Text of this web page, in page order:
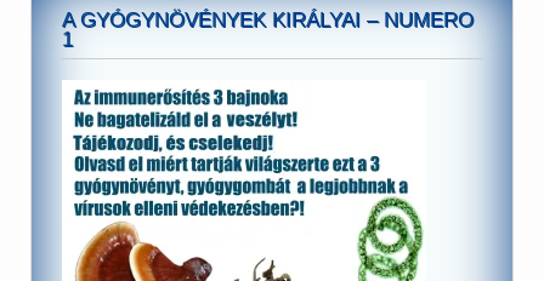
A GYÓGYNÖVÉNYEK KIRÁLYAI – NUMERO
1